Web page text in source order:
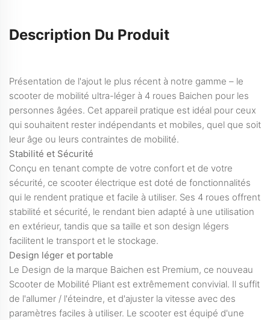
Description Du Produit
Présentation de l'ajout le plus récent à notre gamme – le
scooter de mobilité ultra-léger à 4 roues Baichen pour les
personnes âgées. Cet appareil pratique est idéal pour ceux
qui souhaitent rester indépendants et mobiles, quel que soit
leur âge ou leurs contraintes de mobilité.
Stabilité et Sécurité
Conçu en tenant compte de votre confort et de votre
sécurité, ce scooter électrique est doté de fonctionnalités
qui le rendent pratique et facile à utiliser. Ses 4 roues offrent
stabilité et sécurité, le rendant bien adapté à une utilisation
en extérieur, tandis que sa taille et son design légers
facilitent le transport et le stockage.
Design léger et portable
Le Design de la marque Baichen est Premium, ce nouveau
Scooter de Mobilité Pliant est extrêmement convivial. Il suffit
de l'allumer / l'éteindre, et d'ajuster la vitesse avec des
paramètres faciles à utiliser. Le scooter est équipé d'une